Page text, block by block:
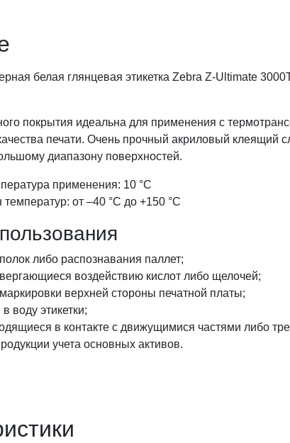
белая глянцевая этикетка Zebra Z-Ultimate
покрытия идеальна для применения с
печати. Очень прочный акриловый клеящий
диапазону поверхностей.
применения: 10 °С
температур: от –40 °С до +150 °С
либо распознавания паллет;
воздействию кислот либо щелочей;
верхней стороны печатной платы;
воду этикетки;
в контакте с движущимися частями либо
учета основных активов.